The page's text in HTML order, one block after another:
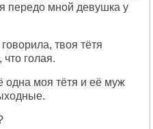
передо мной девушка у
твоя тётя
голая.
моя тётя и её муж